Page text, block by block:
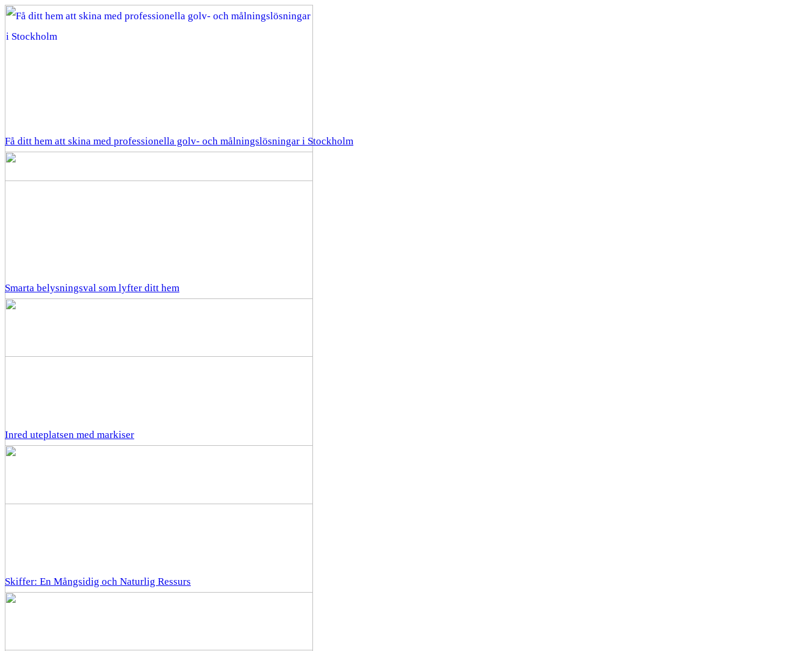
Få ditt hem att skina med professionella golv- och målningslösningar i Stockholm
Smarta belysningsval som lyfter ditt hem
Inred uteplatsen med markiser
Skiffer: En Mångsidig och Naturlig Ressurs